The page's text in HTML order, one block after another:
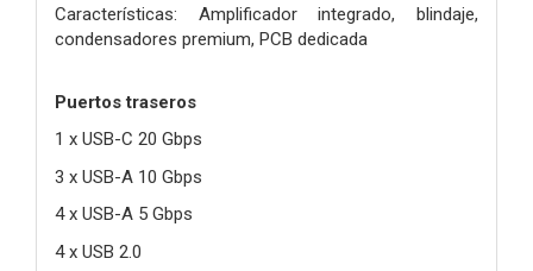
Características: Amplificador integrado, blindaje,
condensadores premium, PCB dedicada
Puertos traseros
1 x USB-C 20 Gbps
3 x USB-A 10 Gbps
4 x USB-A 5 Gbps
4 x USB 2.0